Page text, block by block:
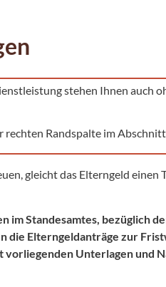
stehen Ihnen auch
Randspalte im
gleicht das Elterngeld einen
im Standesamtes, bezüglich
die Elterngeldanträge zur
Unterlagen und